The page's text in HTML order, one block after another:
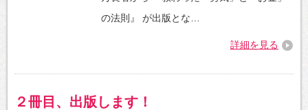
の法則』 が出版とな…
詳細を見る
２冊目、出版します！